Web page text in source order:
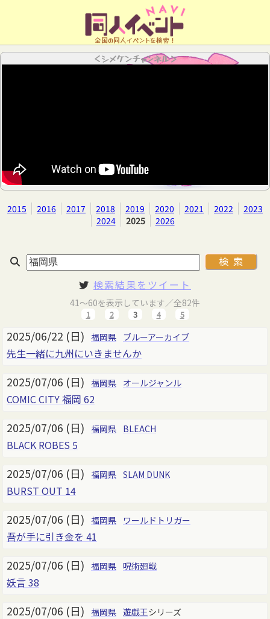
全国の同人イベントを検索！
＜シメケンチャンネル＞
2015 2016 2017 2018 2019 2020 2021 2022
2023
2024
2025 2026
検索結果をツイート
41～60を表示しています／全82件
1 2 3 4 5
2025/06/22 (日) 福岡県 ブルーアーカイブ
先生一緒に九州にいきませんか
2025/07/06 (日) 福岡県 オールジャンル
COMIC CITY 福岡 62
2025/07/06 (日) 福岡県 BLEACH
BLACK ROBES 5
2025/07/06 (日) 福岡県 SLAM DUNK
BURST OUT 14
2025/07/06 (日) 福岡県 ワールドトリガー
吾が手に引き金を 41
2025/07/06 (日) 福岡県 呪術廻戦
妖言 38
2025/07/06 (日) 福岡県 遊戯王シリーズ